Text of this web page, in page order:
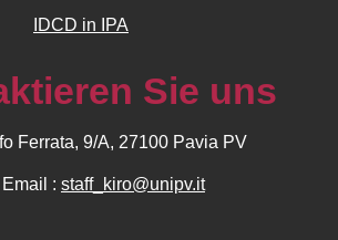
IDCD in IPA
Sie uns
Ferrata, 9/A, 27100 Pavia PV
Email : staff_kiro@unipv.it